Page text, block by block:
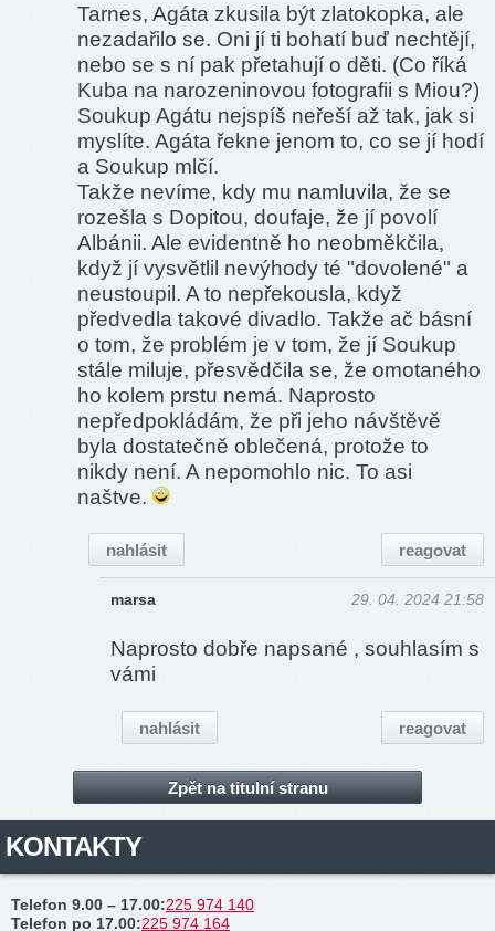
Tarnes, Agáta zkusila být zlatokopka, ale
nezadařilo se. Oni jí ti bohatí buď nechtějí,
nebo se s ní pak přetahují o děti. (Co říká
Kuba na narozeninovou fotografii s Miou?)
Soukup Agátu nejspíš neřeší až tak, jak si
myslíte. Agáta řekne jenom to, co se jí hodí
a Soukup mlčí.
Takže nevíme, kdy mu namluvila, že se
rozešla s Dopitou, doufaje, že jí povolí
Albánii. Ale evidentně ho neobměkčila,
když jí vysvětlil nevýhody té "dovolené" a
neustoupil. A to nepřekousla, když
předvedla takové divadlo. Takže ač básní
o tom, že problém je v tom, že jí Soukup
stále miluje, přesvědčila se, že omotaného
ho kolem prstu nemá. Naprosto
nepředpokládám, že při jeho návštěvě
byla dostatečně oblečená, protože to
nikdy není. A nepomohlo nic. To asi
naštve.
reagovat
nahlásit
marsa 29. 04. 2024 21:58
Naprosto dobře napsané , souhlasím s
vámi
reagovat
nahlásit
Zpět na titulní stranu
KONTAKTY
Telefon 9.00 – 17.00:225 974 140
Telefon po 17.00:225 974 164